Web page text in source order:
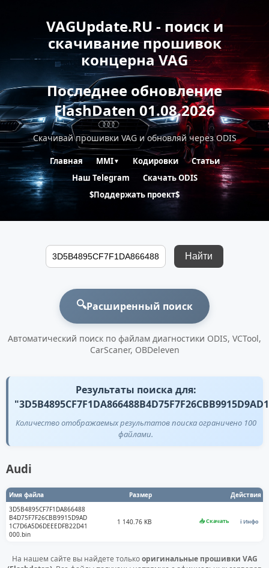
VAGUpdate.RU - поиск и
скачивание прошивок
концерна VAG
Последнее обновление
FlashDaten 01.08.2026
Скачивай прошивки VAG и обновляй через ODIS
Главная MMI▼ Кодировки
Статьи
Наш Telegram
Скачать ODIS
$Поддержать проект$
Найти
🔍Расширенный поиск
Автоматический поиск по файлам диагностики ODIS, VCTool,
CarScaner, OBDeleven
Результаты поиска для:
Количество отображаемых результатов поиска ограничено 100
файлами.
Audi
Имя файла Размер
Действия
3D5B4895CF7F1DA866488
B4D75F7F26CBB9915D9AD
1C7D6A5D6DEEEDFB22D41
000.bin
1 140.76 KB 📥 Скачать ℹ️ Инфо
На нашем сайте вы найдете толькооригинальные прошивки VAG